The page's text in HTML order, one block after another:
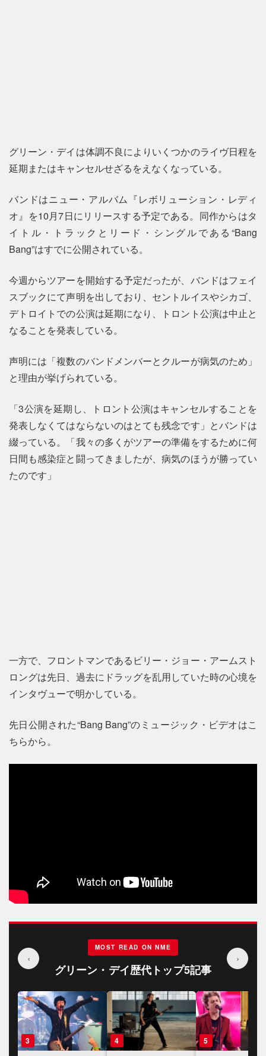
グリーン・デイは体調不良によりいくつかのライヴ日程を
延期またはキャンセルせざるをえなくなっている。
バンドはニュー・アルバム『レボリューション・レディ
オ』を10月7日にリリースする予定である。同作からはタ
イトル・トラックとリード・シングルである“Bang
Bang”はすでに公開されている。
今週からツアーを開始する予定だったが、バンドはフェイ
スブックにて声明を出しており、セントルイスやシカゴ、
デトロイトでの公演は延期になり、トロント公演は中止と
なることを発表している。
声明には「複数のバンドメンバーとクルーが病気のため」
と理由が挙げられている。
「3公演を延期し、トロント公演はキャンセルすることを
発表しなくてはならないのはとても残念です」とバンドは
綴っている。「我々の多くがツアーの準備をするために何
日間も感染症と闘ってきましたが、病気のほうが勝ってい
たのです」
一方で、フロントマンであるビリー・ジョー・アームスト
ロングは先日、過去にドラッグを乱用していた時の心境を
インタヴューで明かしている。
先日公開された“Bang Bang”のミュージック・ビデオはこ
ちらから。
‹
MOST READ ON NME
グリーン・デイ歴代トップ5記事
›
3 4 5